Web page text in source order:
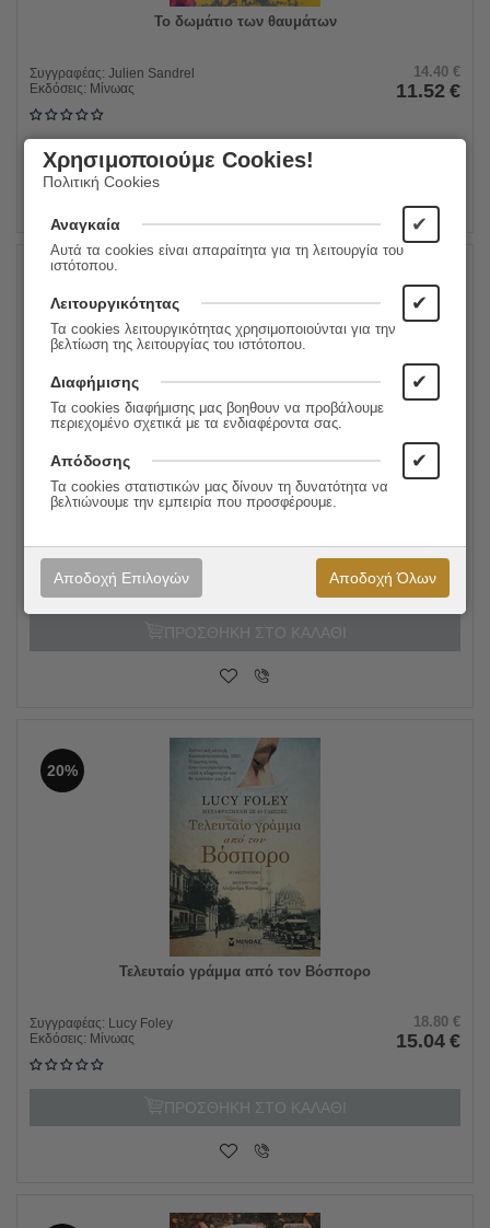
Το δωμάτιο των θαυμάτων
Συγγραφέας: Julien Sandrel
Εκδόσεις: Μίνωας
14.40 €
11.52 €
ΠΡΟΣΘΗΚΗ ΣΤΟ ΚΑΛΑΘΙ
20%
Η Φίνλεϊ Ντόνοβαν ερωτεύεται
Συγγραφέας:Elle Cosimano
Εκδόσεις:
18.80 €
15.04
ΠΡΟΣΘΗΚΗ ΣΤΟ ΚΑΛΑΘΙ
20%
Τελευταίο γράμμα από τον Βόσπορο
Συγγραφέας: Lucy Foley
Εκδόσεις: Μίνωας
18.80 €
15.04 €
ΠΡΟΣΘΗΚΗ ΣΤΟ ΚΑΛΑΘΙ
Χρησιμοποιούμε Cookies!
Πολιτική Cookies
Αναγκαία ✔
Αυτά τα cookies είναι απαραίτητα για τη λειτουργία του
ιστότοπου.
Λειτουργικότητας ✔
Τα cookies λειτουργικότητας χρησιμοποιούνται για την
βελτίωση της λειτουργίας του ιστότοπου.
Διαφήμισης ✔
Τα cookies διαφήμισης μας βοηθουν να προβάλουμε
περιεχομένο σχετικά με τα ενδιαφέροντα σας.
Απόδοσης ✔
Τα cookies στατιστικών μας δίνουν τη δυνατότητα να
βελτιώνουμε την εμπειρία που προσφέρουμε.
Αποδοχή Επιλογών Αποδοχή Όλων